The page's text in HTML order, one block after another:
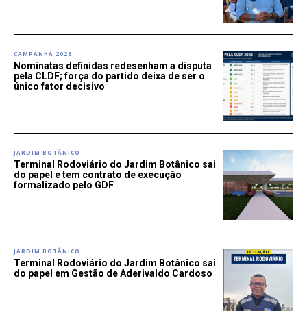
CAMPANHA 2026
Nominatas definidas redesenham a disputa
pela CLDF; força do partido deixa de ser o
único fator decisivo
JARDIM BOTÂNICO
Terminal Rodoviário do Jardim Botânico sai
do papel e tem contrato de execução
formalizado pelo GDF
JARDIM BOTÂNICO
Terminal Rodoviário do Jardim Botânico sai
do papel em Gestão de Aderivaldo Cardoso